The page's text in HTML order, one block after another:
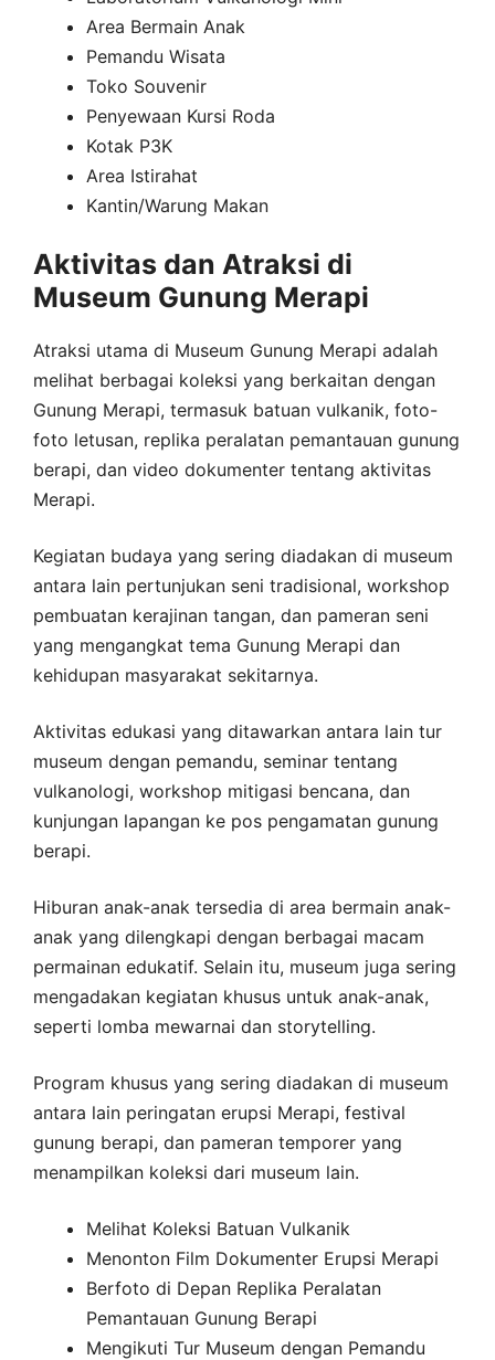
Area Bermain Anak
Pemandu Wisata
Toko Souvenir
Penyewaan Kursi Roda
Kotak P3K
Area Istirahat
Kantin/Warung Makan
Aktivitas dan Atraksi di
Museum Gunung Merapi
Atraksi utama di Museum Gunung Merapi adalah
melihat berbagai koleksi yang berkaitan dengan
Gunung Merapi, termasuk batuan vulkanik, foto-
foto letusan, replika peralatan pemantauan gunung
berapi, dan video dokumenter tentang aktivitas
Merapi.
Kegiatan budaya yang sering diadakan di museum
antara lain pertunjukan seni tradisional, workshop
pembuatan kerajinan tangan, dan pameran seni
yang mengangkat tema Gunung Merapi dan
kehidupan masyarakat sekitarnya.
Aktivitas edukasi yang ditawarkan antara lain tur
museum dengan pemandu, seminar tentang
vulkanologi, workshop mitigasi bencana, dan
kunjungan lapangan ke pos pengamatan gunung
berapi.
Hiburan anak-anak tersedia di area bermain anak-
anak yang dilengkapi dengan berbagai macam
permainan edukatif. Selain itu, museum juga sering
mengadakan kegiatan khusus untuk anak-anak,
seperti lomba mewarnai dan storytelling.
Program khusus yang sering diadakan di museum
antara lain peringatan erupsi Merapi, festival
gunung berapi, dan pameran temporer yang
menampilkan koleksi dari museum lain.
Melihat Koleksi Batuan Vulkanik
Menonton Film Dokumenter Erupsi Merapi
Berfoto di Depan Replika Peralatan
Pemantauan Gunung Berapi
Mengikuti Tur Museum dengan Pemandu